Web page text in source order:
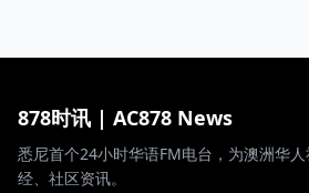
878时讯 | AC878 News
悉尼首个24小时华语FM电台，为澳洲华
经、社区资讯。